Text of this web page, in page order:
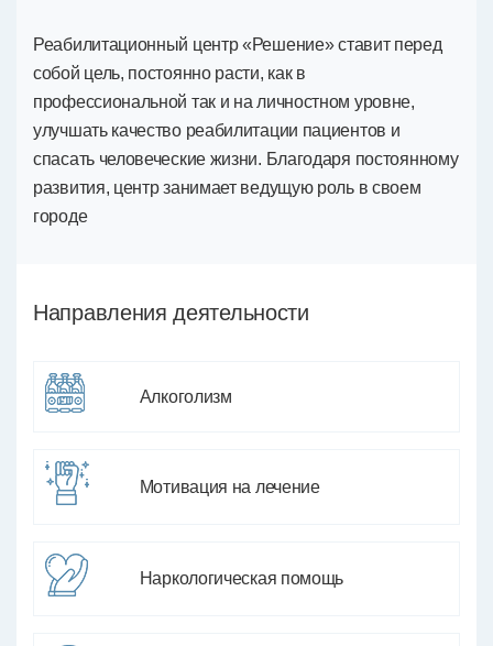
Реабилитационный центр «Решение» ставит перед
собой цель, постоянно расти, как в
профессиональной так и на личностном уровне,
улучшать качество реабилитации пациентов и
спасать человеческие жизни. Благодаря постоянному
развития, центр занимает ведущую роль в своем
городе
Направления деятельности
Алкоголизм
Мотивация на лечение
Наркологическая помощь